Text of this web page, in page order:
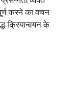
करने का वचन
क्रियान्वयन के